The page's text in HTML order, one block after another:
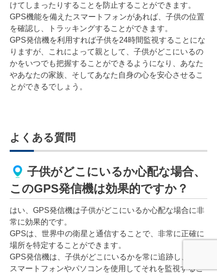
けてしまったりすることを防止することができます。
GPS機能を備えたスマートフォンがあれば、子供の位置
を確認し、トラッキングすることができます。
GPS発信機を利用すれば子供を24時間監視することにな
りますが、これによって親として、子供がどこにいるの
かをいつでも把握することができるようになり、あなた
やあなたの家族、そしてあなた自身の心を安心させるこ
とができるでしょう。
よくある質問
子供がどこにいるか心配な場合、
このGPS発信機は効果的ですか？
はい、GPS発信機は子供がどこにいるか心配な場合に非
常に効果的です。
GPSは、世界中の衛星と通信することで、非常に正確に
場所を特定することができます。
GPS発信機は、子供がどこにいるかを常に追跡し、親が
スマートフォンやパソコンを使用してそれを監視するこ